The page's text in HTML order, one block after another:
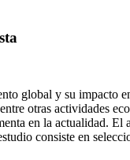
global y su
otras
en la actualidad.
consiste en